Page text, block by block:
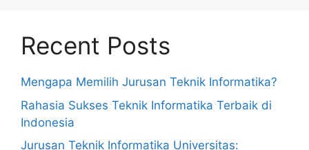
Recent Posts
Mengapa Memilih Jurusan Teknik Informatika?
Rahasia Sukses Teknik Informatika Terbaik di
Indonesia
Jurusan Teknik Informatika Universitas: